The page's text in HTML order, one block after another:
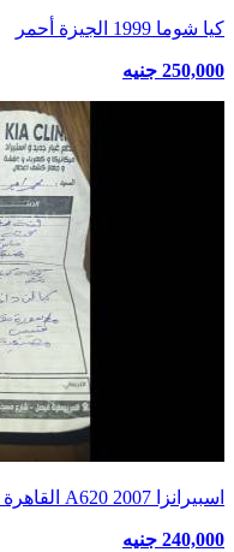
كيا شوما 1999 الجيزة أحمر
250,000 جنيه
اسبيرانزا A620 2007 القاهرة أسود
240,000 جنيه